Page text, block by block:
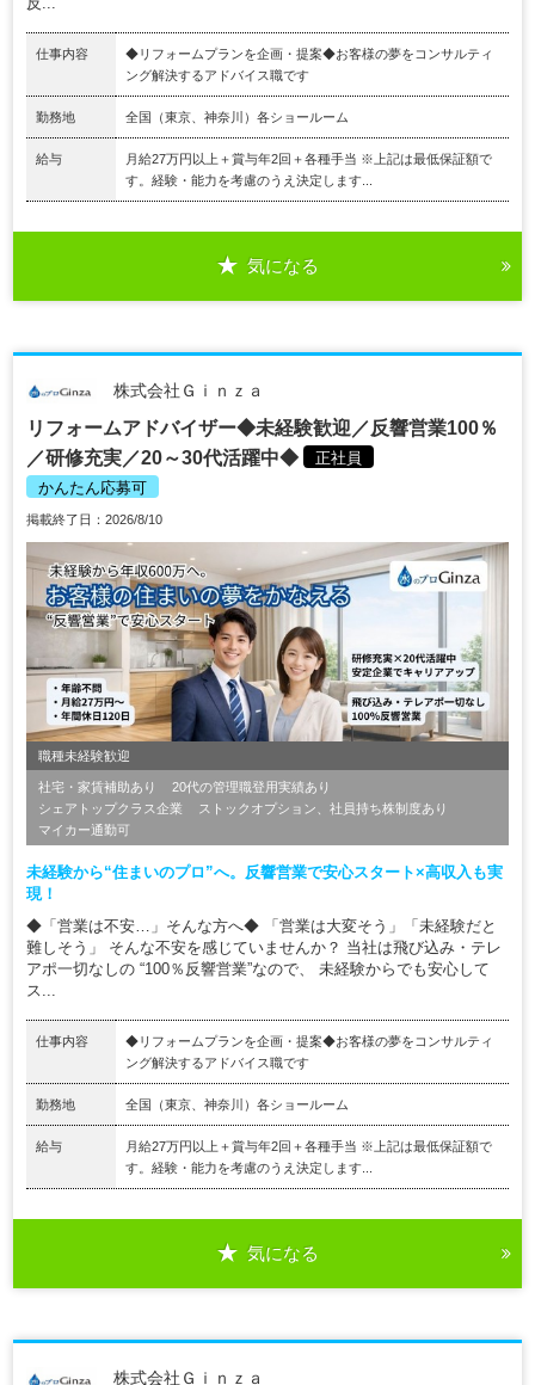
仕事内容
◆リフォームプランを企画・提案◆お客様の夢をコンサルティ
ング解決するアドバイス職です
勤務地 全国（東京、神奈川）各ショールーム
給与
月給27万円以上＋賞与年2回＋各種手当 ※上記は最低保証額で
す。経験・能力を考慮のうえ決定します...
気になる
株式会社Ｇｉｎｚａ
リフォームアドバイザー◆未経験歓迎／反響営業100％
／研修充実／20～30代活躍中◆
正社員
かんたん応募可
掲載終了日：2026/8/10
職種未経験歓迎
社宅・家賃補助あり
20代の管理職登用実績あり
シェアトップクラス企業
ストックオプション、社員持ち株制度あり
マイカー通勤可
未経験から“住まいのプロ”へ。反響営業で安心スタート×高収入も実
現！
◆「営業は不安…」そんな方へ◆ 「営業は大変そう」「未経験だと
難しそう」 そんな不安を感じていませんか？ 当社は飛び込み・テレ
アポ一切なしの “100％反響営業”なので、 未経験からでも安心して
ス...
仕事内容
◆リフォームプランを企画・提案◆お客様の夢をコンサルティ
ング解決するアドバイス職です
勤務地 全国（東京、神奈川）各ショールーム
給与
月給27万円以上＋賞与年2回＋各種手当 ※上記は最低保証額で
す。経験・能力を考慮のうえ決定します...
気になる
株式会社Ｇｉｎｚａ